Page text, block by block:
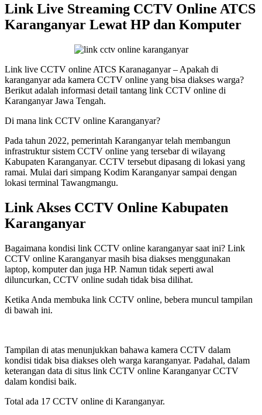
Link Live Streaming CCTV Online ATCS
Karanganyar Lewat HP dan Komputer
Link live CCTV online ATCS Karanaganyar – Apakah di
karanganyar ada kamera CCTV online yang bisa diakses warga?
Berikut adalah informasi detail tantang link CCTV online di
Karanganyar Jawa Tengah.
Di mana link CCTV online Karanganyar?
Pada tahun 2022, pemerintah Karanganyar telah membangun
infrastruktur sistem CCTV online yang tersebar di wilayang
Kabupaten Karanganyar. CCTV tersebut dipasang di lokasi yang
ramai. Mulai dari simpang Kodim Karanganyar sampai dengan
lokasi terminal Tawangmangu.
Link Akses CCTV Online Kabupaten
Karanganyar
Bagaimana kondisi link CCTV online karanganyar saat ini? Link
CCTV online Karanganyar masih bisa diakses menggunakan
laptop, komputer dan juga HP. Namun tidak seperti awal
diluncurkan, CCTV online sudah tidak bisa dilihat.
Ketika Anda membuka link CCTV online, bebera muncul tampilan
di bawah ini.
Tampilan di atas menunjukkan bahawa kamera CCTV dalam
kondisi tidak bisa diakses oleh warga karanganyar. Padahal, dalam
keterangan data di situs link CCTV online Karanganyar CCTV
dalam kondisi baik.
Total ada 17 CCTV online di Karanganyar.